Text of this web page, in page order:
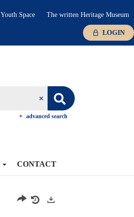
Youth Space The written Heritage Museum
LOGIN
advanced search
CONTACT